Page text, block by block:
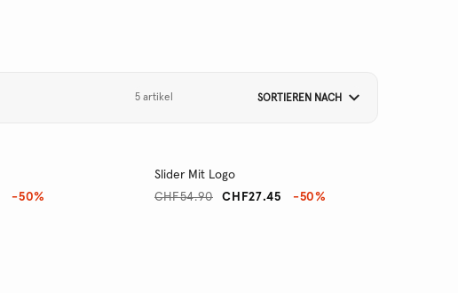
5 artikel SORTIEREN NACH
-50%
Slider Mit Logo
CHF27.45
CHF54.90 -50%